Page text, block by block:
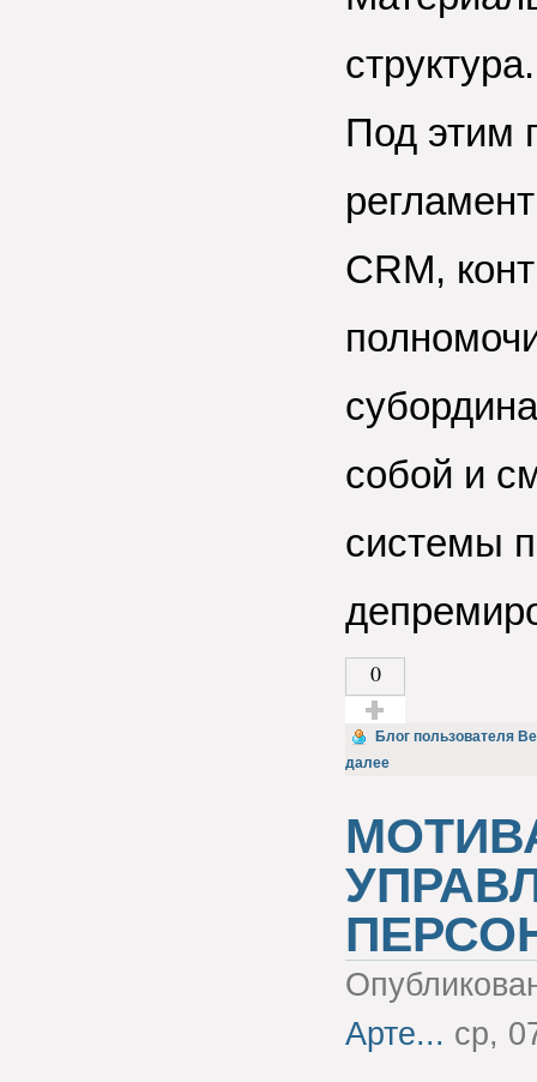
структура.
Под этим
CRM,
собой и
системы
0
Голос за!
Блог пользователя
далее
Арте... ср,